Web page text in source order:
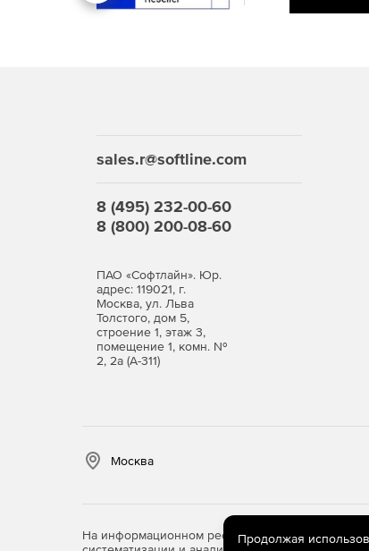
sales.r@softline.com
8 (495) 232-00-60
8 (800) 200-08-60
ПАО «Софтлайн». Юр.
адрес: 119021, г.
Москва, ул. Льва
Толстого, дом 5,
строение 1, этаж 3,
помещение 1, комн. №
2, 2а (А-311)
Москва
На информационном ресурсе store.softline.ru
Продолжая